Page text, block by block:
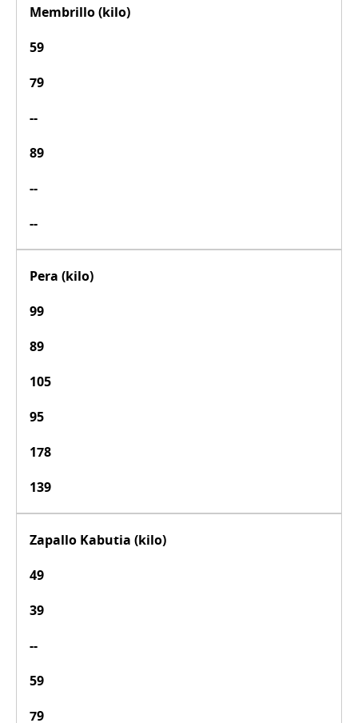
Membrillo (kilo)
59
79
--
89
--
--
Pera (kilo)
99
89
105
95
178
139
Zapallo Kabutia (kilo)
49
39
--
59
79